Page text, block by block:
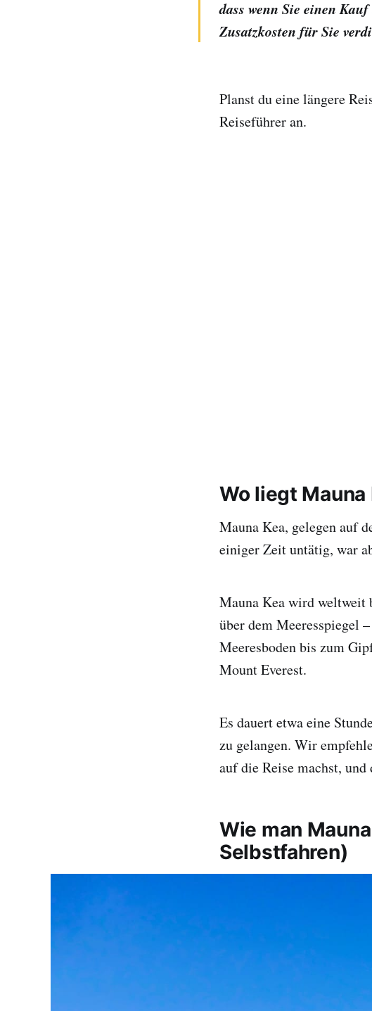
dass wenn Sie einen
Zusatzkosten für Sie
Planst du eine längere
Reiseführer an.
Wo liegt
Mauna Kea, gelegen auf
einiger Zeit untätig, war
Mauna Kea wird weltweit
über dem Meeresspiegel
Meeresboden bis zum
Mount Everest.
Es dauert etwa eine
zu gelangen. Wir
auf die Reise machst,
Wie man
Selbstfahren)